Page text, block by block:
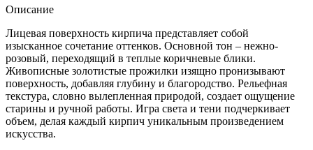
Описание
Лицевая поверхность кирпича представляет собой
изысканное сочетание оттенков. Основной тон – нежно-
розовый, переходящий в теплые коричневые блики.
Живописные золотистые прожилки изящно пронизывают
поверхность, добавляя глубину и благородство. Рельефная
текстура, словно вылепленная природой, создает ощущение
старины и ручной работы. Игра света и тени подчеркивает
объем, делая каждый кирпич уникальным произведением
искусства.